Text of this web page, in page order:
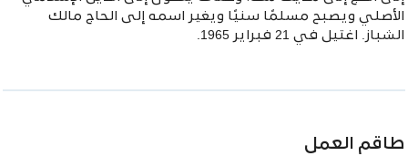
الأصلي ويصبح مسلمًا سنيًا ويغير اسمه إلى الحاج مالك
الشباز. اغتيل في 21 فبراير 1965.
طاقم العمل